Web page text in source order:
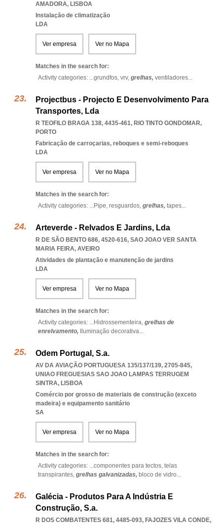
AMADORA, LISBOA
Instalação de climatização
LDA
Ver empresa Ver no Mapa
Matches in the search for:
Activity categories: ...grundfos, vrv, grelhas, ventiladores...
Projectbus - Projecto E Desenvolvimento Para
Transportes, Lda
R TEOFILO BRAGA 138, 4435-461, RIO TINTO GONDOMAR,
PORTO
Fabricação de carroçarias, reboques e semi-reboques
LDA
Ver empresa Ver no Mapa
Matches in the search for:
Activity categories: ...Pipe, resguardos, grelhas, tapes...
Arteverde - Relvados E Jardins, Lda
R DE SÃO BENTO 686, 4520-616, SAO JOAO VER SANTA
MARIA FEIRA, AVEIRO
Atividades de plantação e manutenção de jardins
LDA
Ver empresa Ver no Mapa
Matches in the search for:
Activity categories: ...Hidrossementeira, grelhas de
enrelvamento,
Iluminação decorativa...
Odem Portugal, S.a.
AV DA AVIAÇÃO PORTUGUESA 135/137/139, 2705-845,
UNIAO FREGUESIAS SAO JOAO LAMPAS TERRUGEM
SINTRA, LISBOA
Comércio por grosso de materiais de construção (exceto
madeira) e equipamento sanitário
SA
Ver empresa Ver no Mapa
Matches in the search for:
Activity categories: ...componentes para tectos, telas
transpirantes, grelhas galvanizadas, bloco de vidro...
Galécia - Produtos Para A Indústria E
Construção, S.a.
R DOS COMBATENTES 681, 4485-093, FAJOZES VILA CONDE,